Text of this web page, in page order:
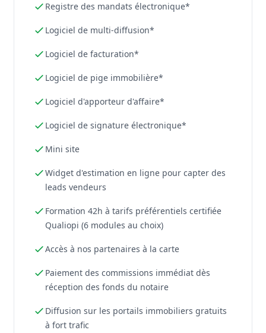
Registre des mandats électronique*
Logiciel de multi-diffusion*
Logiciel de facturation*
Logiciel de pige immobilière*
Logiciel d'apporteur d'affaire*
Logiciel de signature électronique*
Mini site
Widget d'estimation en ligne pour capter des
leads vendeurs
Formation 42h à tarifs préférentiels certifiée
Qualiopi (6 modules au choix)
Accès à nos partenaires à la carte
Paiement des commissions immédiat dès
réception des fonds du notaire
Diffusion sur les portails immobiliers gratuits
à fort trafic